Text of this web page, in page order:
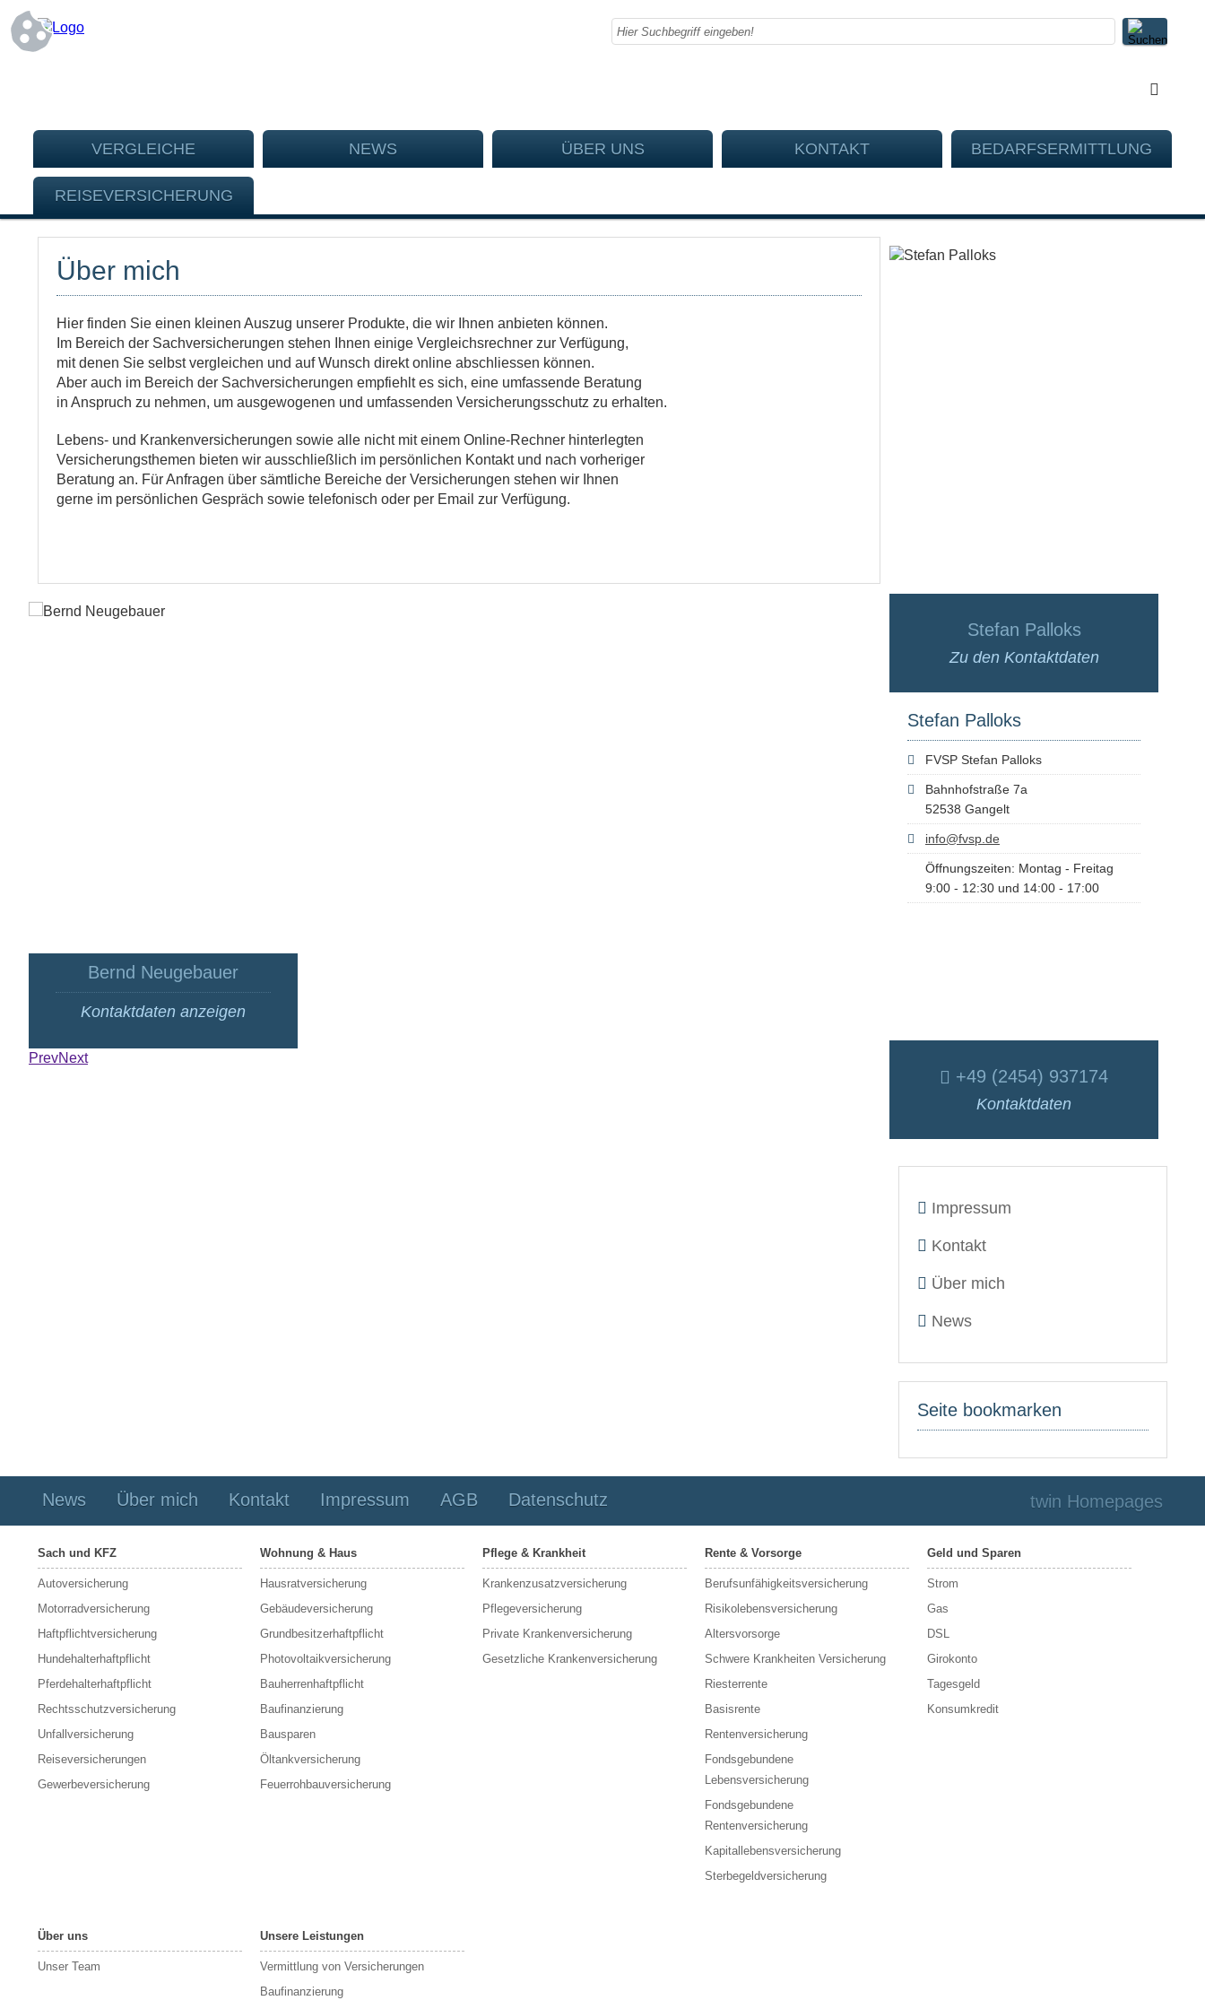
VERGLEICHE NEWS ÜBER UNS KONTAKT BEDARFSERMITTLUNG
REISEVERSICHERUNG
Stefan Palloks
Zu den Kontaktdaten
Stefan Palloks
FVSP Stefan Palloks
Bahnhofstraße 7a
52538 Gangelt
info@fvsp.de
Öffnungszeiten: Montag - Freitag
9:00 - 12:30 und 14:00 - 17:00
+49 (2454) 937174
Kontaktdaten
Impressum
Kontakt
Über mich
News
Seite bookmarken
Über mich
Hier finden Sie einen kleinen Auszug unserer Produkte, die wir Ihnen anbieten können.
Im Bereich der Sachversicherungen stehen Ihnen einige Vergleichsrechner zur Verfügung,
mit denen Sie selbst vergleichen und auf Wunsch direkt online abschliessen können.
Aber auch im Bereich der Sachversicherungen empfiehlt es sich, eine umfassende Beratung
in Anspruch zu nehmen, um ausgewogenen und umfassenden Versicherungsschutz zu erhalten.
Lebens- und Krankenversicherungen sowie alle nicht mit einem Online-Rechner hinterlegten
Versicherungsthemen bieten wir ausschließlich im persönlichen Kontakt und nach vorheriger
Beratung an. Für Anfragen über sämtliche Bereiche der Versicherungen stehen wir Ihnen
gerne im persönlichen Gespräch sowie telefonisch oder per Email zur Verfügung.
Bernd Neugebauer
Kontaktdaten anzeigen
PrevNext
News Über mich Kontakt Impressum AGB Datenschutz twin Homepages
Sach und KFZ
Autoversicherung
Motorradversicherung
Haftpflichtversicherung
Hundehalterhaftpflicht
Pferdehalterhaftpflicht
Rechtsschutzversicherung
Unfallversicherung
Reiseversicherungen
Gewerbeversicherung
Wohnung & Haus
Hausratversicherung
Gebäudeversicherung
Grundbesitzerhaftpflicht
Photovoltaikversicherung
Bauherrenhaftpflicht
Baufinanzierung
Bausparen
Öltankversicherung
Feuerrohbauversicherung
Pflege & Krankheit
Krankenzusatzversicherung
Pflegeversicherung
Private Krankenversicherung
Gesetzliche Krankenversicherung
Rente & Vorsorge
Berufs­unfähigkeitsversicherung
Risikolebensversicherung
Altersvorsorge
Schwere Krankheiten Versicherung
Riesterrente
Basisrente
Rentenversicherung
Fondsgebundene
Lebensversicherung
Fondsgebundene
Rentenversicherung
Kapitallebensversicherung
Sterbegeldversicherung
Geld und Sparen
Strom
Gas
DSL
Girokonto
Tagesgeld
Konsumkredit
Über uns
Unser Team
Unsere Leistungen
Vermittlung von Versicherungen
Baufinanzierung